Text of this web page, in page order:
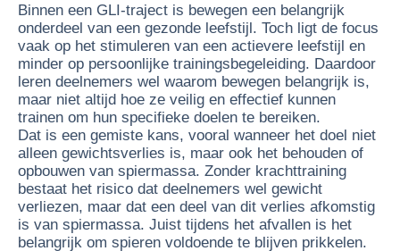
Binnen een GLI-traject is bewegen een belangrijk
onderdeel van een gezonde leefstijl. Toch ligt de focus
vaak op het stimuleren van een actievere leefstijl en
minder op persoonlijke trainingsbegeleiding. Daardoor
leren deelnemers wel waarom bewegen belangrijk is,
maar niet altijd hoe ze veilig en effectief kunnen
trainen om hun specifieke doelen te bereiken.
Dat is een gemiste kans, vooral wanneer het doel niet
alleen gewichtsverlies is, maar ook het behouden of
opbouwen van spiermassa. Zonder krachttraining
bestaat het risico dat deelnemers wel gewicht
verliezen, maar dat een deel van dit verlies afkomstig
is van spiermassa. Juist tijdens het afvallen is het
belangrijk om spieren voldoende te blijven prikkelen.